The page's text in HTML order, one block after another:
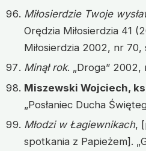
Miłosierdzie Twoje
Orędzia Miłosierdzia 41
Miłosierdzia 2002, nr 70,
Minął rok. „Droga” 2002,
Miszewski Wojciech, ks
„Posłaniec Ducha
Młodzi w Łagiewnikach,
spotkania z Papieżem].